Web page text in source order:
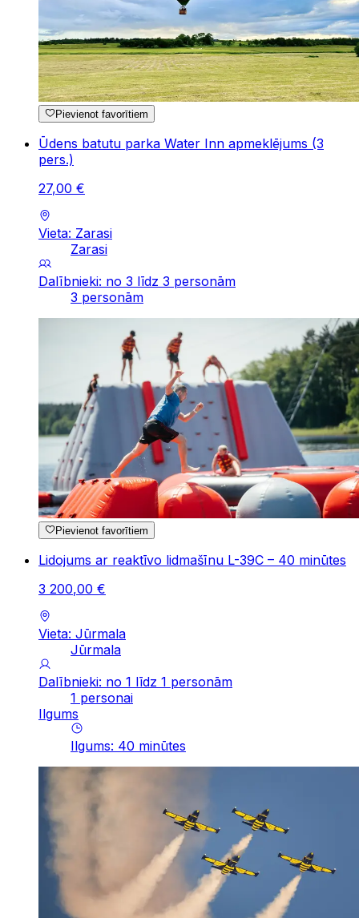
Pievienot favorītiem
Ūdens batutu parka Water Inn apmeklējums (3
pers.)
27,00 €
Vieta: Zarasi
Zarasi
Dalībnieki: no 3 līdz 3 personām
3 personām
Pievienot favorītiem
Lidojums ar reaktīvo lidmašīnu L-39C – 40 minūtes
3 200,00 €
Vieta: Jūrmala
Jūrmala
Dalībnieki: no 1 līdz 1 personām
1 personai
Ilgums
Ilgums: 40 minūtes